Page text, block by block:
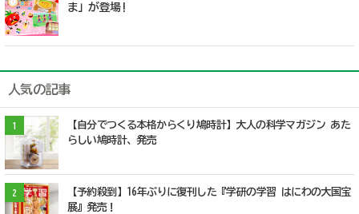
ま」が登場!
人気の記事
1
【自分でつくる本格からくり鳩時計】大人の科学マガジン あた
らしい鳩時計、発売
2
【予約殺到】16年ぶりに復刊した『学研の学習 はにわの大国宝
展』発売！